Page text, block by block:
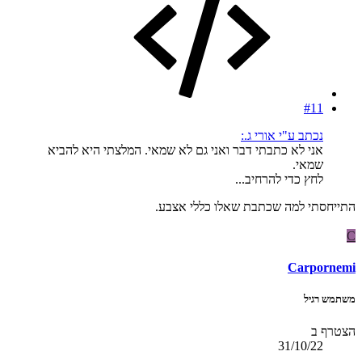
#11
נכתב ע"י אורי ג.:
אני לא כתבתי דבר ואני גם לא שמאי. המלצתי היא להביא
שמאי.
לחץ כדי להרחיב...
התייחסתי למה שכתבת שאלו כללי אצבע.
C
Carpornemi
משתמש רגיל
הצטרף ב
31/10/22